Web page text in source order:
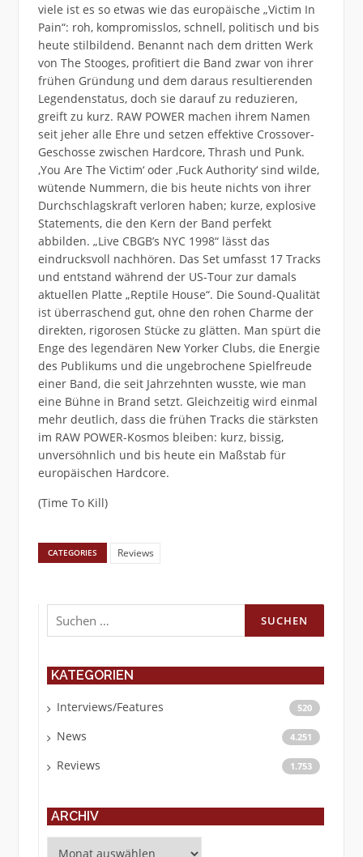
viele ist es so etwas wie das europäische „Victim In
Pain“: roh, kompromisslos, schnell, politisch und bis
heute stilbildend. Benannt nach dem dritten Werk
von The Stooges, profitiert die Band zwar von ihrer
frühen Gründung und dem daraus resultierenden
Legendenstatus, doch sie darauf zu reduzieren,
greift zu kurz. RAW POWER machen ihrem Namen
seit jeher alle Ehre und setzen effektive Crossover-
Geschosse zwischen Hardcore, Thrash und Punk.
,You Are The Victim‘ oder ,Fuck Authority‘ sind wilde,
wütende Nummern, die bis heute nichts von ihrer
Durchschlagskraft verloren haben; kurze, explosive
Statements, die den Kern der Band perfekt
abbilden. „Live CBGB’s NYC 1998“ lässt das
eindrucksvoll nachhören. Das Set umfasst 17 Tracks
und entstand während der US-Tour zur damals
aktuellen Platte „Reptile House“. Die Sound-Qualität
ist überraschend gut, ohne den rohen Charme der
direkten, rigorosen Stücke zu glätten. Man spürt die
Enge des legendären New Yorker Clubs, die Energie
des Publikums und die ungebrochene Spielfreude
einer Band, die seit Jahrzehnten wusste, wie man
eine Bühne in Brand setzt. Gleichzeitig wird einmal
mehr deutlich, dass die frühen Tracks die stärksten
im RAW POWER-Kosmos bleiben: kurz, bissig,
unversöhnlich und bis heute ein Maßstab für
europäischen Hardcore.
(Time To Kill)
CATEGORIES Reviews
Suchen
nach:
KATEGORIEN
Interviews/Features 520
News 4.251
Reviews 1.753
ARCHIV